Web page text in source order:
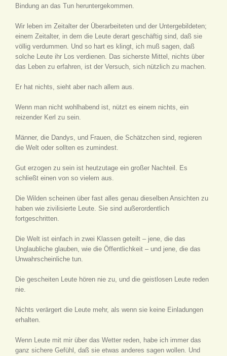
Bindung an das Tun heruntergekommen.
Wir leben im Zeitalter der Überarbeiteten und der Untergebildeten;
einem Zeitalter, in dem die Leute derart geschäftig sind, daß sie
völlig verdummen. Und so hart es klingt, ich muß sagen, daß
solche Leute ihr Los verdienen. Das sicherste Mittel, nichts über
das Leben zu erfahren, ist der Versuch, sich nützlich zu machen.
Er hat nichts, sieht aber nach allem aus.
Wenn man nicht wohlhabend ist, nützt es einem nichts, ein
reizender Kerl zu sein.
Männer, die Dandys, und Frauen, die Schätzchen sind, regieren
die Welt oder sollten es zumindest.
Gut erzogen zu sein ist heutzutage ein großer Nachteil. Es
schließt einen von so vielem aus.
Die Wilden scheinen über fast alles genau dieselben Ansichten zu
haben wie zivilisierte Leute. Sie sind außerordentlich
fortgeschritten.
Die Welt ist einfach in zwei Klassen geteilt – jene, die das
Unglaubliche glauben, wie die Öffentlichkeit – und jene, die das
Unwahrscheinliche tun.
Die gescheiten Leute hören nie zu, und die geistlosen Leute reden
nie.
Nichts verärgert die Leute mehr, als wenn sie keine Einladungen
erhalten.
Wenn Leute mit mir über das Wetter reden, habe ich immer das
ganz sichere Gefühl, daß sie etwas anderes sagen wollen. Und